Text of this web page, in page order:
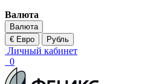
Валюта
Валюта
€ Евро
Рубль
Личный кабинет
0